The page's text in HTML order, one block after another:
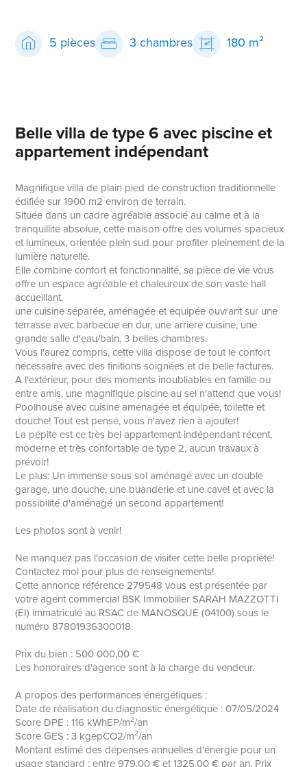
5 pièces 3 chambres 180 m²
Belle villa de type 6 avec piscine et
appartement indépendant
Magnifique villa de plain pied de construction traditionnelle
édifiée sur 1900 m2 environ de terrain.
Située dans un cadre agréable associé au calme et à la
tranquillité absolue, cette maison offre des volumes spacieux
et lumineux, orientée plein sud pour profiter pleinement de la
lumière naturelle.
Elle combine confort et fonctionnalité, sa pièce de vie vous
offre un espace agréable et chaleureux de son vaste hall
accueillant,
une cuisine séparée, aménagée et équipée ouvrant sur une
terrasse avec barbecue en dur, une arrière cuisine, une
grande salle d'eau/bain, 3 belles chambres.
Vous l'aurez compris, cette villa dispose de tout le confort
nécessaire avec des finitions soignées et de belle factures.
A l'extérieur, pour des moments inoubliables en famille ou
entre amis, une magnifique piscine au sel n'attend que vous!
Poolhouse avec cuisine aménagée et équipée, toilette et
douche! Tout est pensé, vous n'avez rien à ajouter!
La pépite est ce très bel appartement indépendant récent,
moderne et très confortable de type 2, aucun travaux à
prévoir!
Le plus: Un immense sous sol aménagé avec un double
garage, une douche, une buanderie et une cave! et avec la
possibilité d'aménagé un second appartement!
Les photos sont à venir!
Ne manquez pas l'occasion de visiter cette belle propriété!
Contactez moi pour plus de renseignements!
Cette annonce référence 279548 vous est présentée par
votre agent commercial BSK Immobilier SARAH MAZZOTTI
(EI) immatriculé au RSAC de MANOSQUE (04100) sous le
numéro 87801936300018.
Prix du bien : 500 000,00 €
Les honoraires d'agence sont à la charge du vendeur.
A propos des performances énergétiques :
Date de réalisation du diagnostic énergétique : 07/05/2024
Score DPE : 116 kWhEP/m²/an
Score GES : 3 kgepCO2/m²/an
Montant estimé des dépenses annuelles d'énergie pour un
usage standard : entre 979.00 € et 1325.00 € par an. Prix